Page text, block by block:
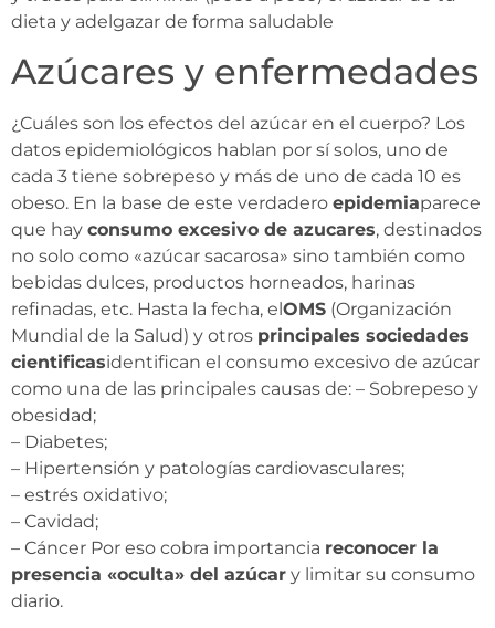
dieta y adelgazar de forma saludable
Azúcares y enfermedades
¿Cuáles son los efectos del azúcar en el cuerpo? Los
datos epidemiológicos hablan por sí solos, uno de
cada 3 tiene sobrepeso y más de uno de cada 10 es
obeso. En la base de este verdadero epidemiaparece
que hay consumo excesivo de azucares, destinados
no solo como «azúcar sacarosa» sino también como
bebidas dulces, productos horneados, harinas
refinadas, etc. Hasta la fecha, el OMS (Organización
Mundial de la Salud) y otros principales sociedades
cientificasidentifican el consumo excesivo de azúcar
como una de las principales causas de: – Sobrepeso y
obesidad;
– Diabetes;
– Hipertensión y patologías cardiovasculares;
– estrés oxidativo;
– Cavidad;
– Cáncer Por eso cobra importancia reconocer la
presencia «oculta» del azúcar y limitar su consumo
diario.